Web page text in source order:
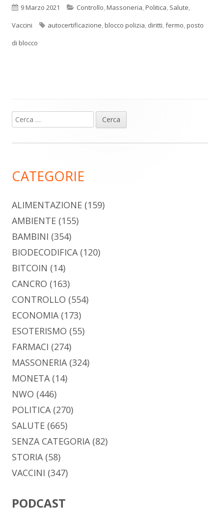
Pubblicato
9 Marzo 2021 Categorie
Controllo,Massoneria,Politica, Salute,
Vaccini
Tag
autocertificazione,blocco polizia, diritti,fermo,posto
di blocco
Barra
laterale
Ricerca
per:
CATEGORIE
ALIMENTAZIONE (159)
AMBIENTE (155)
BAMBINI (354)
BIODECODIFICA(120)
BITCOIN (14)
CANCRO (163)
CONTROLLO (554)
ECONOMIA(173)
ESOTERISMO (55)
FARMACI (274)
MASSONERIA(324)
MONETA(14)
NWO (446)
POLITICA(270)
SALUTE (665)
SENZA CATEGORIA(82)
STORIA(58)
VACCINI (347)
PODCAST